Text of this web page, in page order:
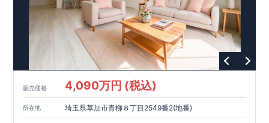
販売価格 4,090万円 (税込)
所在地 埼玉県草加市青柳８丁目2549番2(地番)